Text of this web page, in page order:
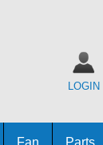
LOGIN
Fan Parts